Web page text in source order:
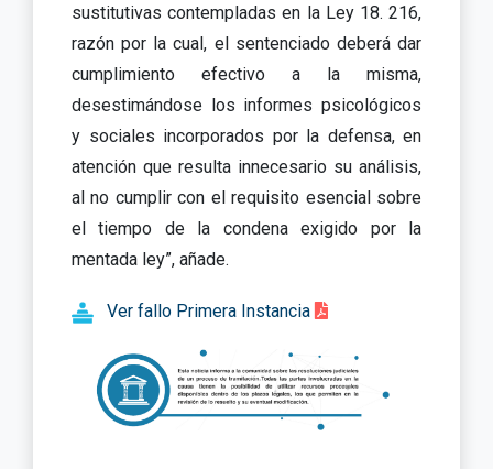
sustitutivas contempladas en la Ley 18. 216,
razón por la cual, el sentenciado deberá dar
cumplimiento efectivo a la misma,
desestimándose los informes psicológicos
y sociales incorporados por la defensa, en
atención que resulta innecesario su análisis,
al no cumplir con el requisito esencial sobre
el tiempo de la condena exigido por la
mentada ley”, añade.
Ver fallo Primera Instancia